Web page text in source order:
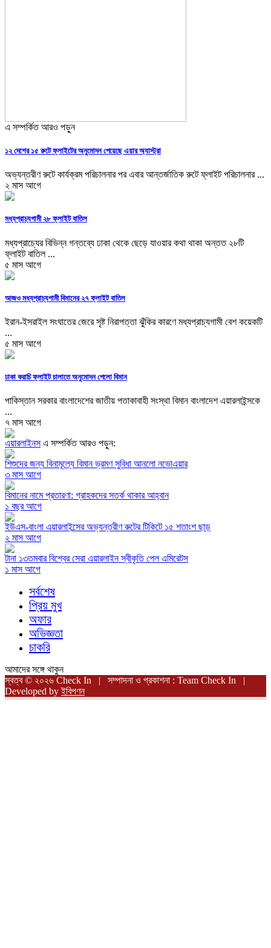
এ সম্পর্কিত আরও পড়ুন
১২ দেশের ১৫ রুটে ফ্লাইটের অনুমোদন পেয়েছে এয়ার অ্যাস্ট্রা
অভ্যন্তরীণ রুটে কার্যক্রম পরিচালনার পর এবার আন্তর্জাতিক রুটে ফ্লাইট পরিচালনার ...
২ মাস আগে
মধ্যপ্রাচ্যগামী ২৮ ফ্লাইট বাতিল
মধ্যপ্রাচ্যের বিভিন্ন গন্তব্যে ঢাকা থেকে ছেড়ে যাওয়ার কথা থাকা অন্তত ২৮টি
ফ্লাইট বাতিল ...
৫ মাস আগে
আজও মধ্যপ্রাচ্যগামী বিমানের ২৭ ফ্লাইট বাতিল
ইরান-ইসরাইল সংঘাতের জেরে সৃষ্ট নিরাপত্তা ঝুঁকির কারণে মধ্যপ্রাচ্যগামী বেশ কয়েকটি
...
৫ মাস আগে
ঢাকা করাচি ফ্লাইট চালাতে অনুমোদন পেলো বিমান
পাকিস্তান সরকার বাংলাদেশের জাতীয় পতাকাবাহী সংস্থা বিমান বাংলাদেশ এয়ারলাইন্সকে
...
৭ মাস আগে
এয়ারলাইনসএ সম্পর্কিত আরও পড়ুন:
শিশুদের জন্য বিনামূল্যে বিমান ভ্রমণ সুবিধা আনলো নভোএয়ার
৩ মাস আগে
বিমানের নামে প্রতারণা: গ্রাহকদের সতর্ক থাকার আহ্বান
১ বছর আগে
ইউএস-বাংলা এয়ারলাইন্সের অভ্যন্তরীণ রুটের টিকিটে ১৫ শতাংশ ছাড়
২ মাস আগে
টানা ১৩তমবার বিশ্বের সেরা এয়ারলাইন স্বীকৃতি পেল এমিরেটস
১ মাস আগে
সর্বশেষ
প্রিয় মুখ
অফার
অভিজ্ঞতা
চাকরি
আমাদের সঙ্গে থাকুন
স্বত্ব © ২০২৬ Check In | সম্পাদনা ও প্রকাশনা : Team Check In |
Developed byইবিপণন